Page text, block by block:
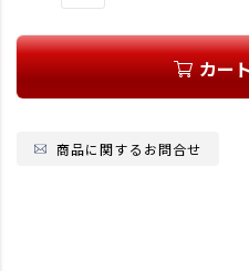
カー
商品に関するお問合せ